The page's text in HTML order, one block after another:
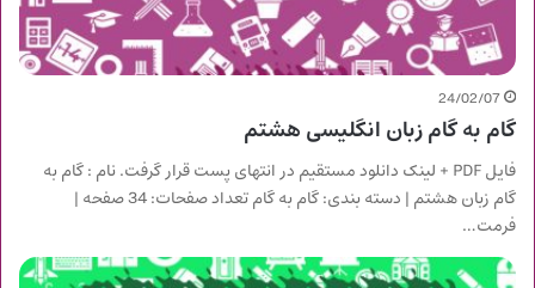
24/02/07
گام به گام زبان انگلیسی هشتم
فایل PDF + لینک دانلود مستقیم در انتهای پست قرار گرفت. نام : گام به
گام زبان هشتم | دسته بندی: گام به گام تعداد صفحات: 34 صفحه |
فرمت…